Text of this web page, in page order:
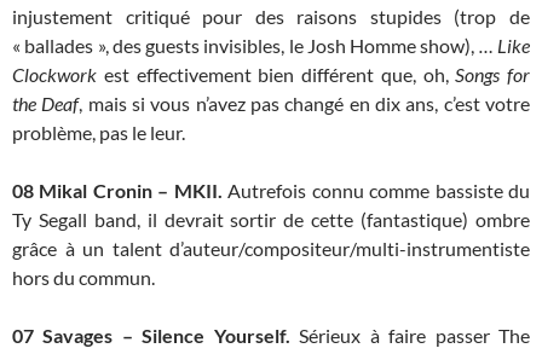
injustement critiqué pour des raisons stupides (trop de
« ballades », des guests invisibles, le Josh Homme show), … Like
Clockwork est effectivement bien différent que, oh,Songs for
the Deaf, mais si vous n’avez pas changé en dix ans, c’est votre
problème, pas le leur.
08 Mikal Cronin – MKII. Autrefois connu comme bassiste du
Ty Segall band, il devrait sortir de cette (fantastique) ombre
grâce à un talent d’auteur/compositeur/multi-instrumentiste
hors du commun.
07 Savages – Silence Yourself. Sérieux à faire passer The